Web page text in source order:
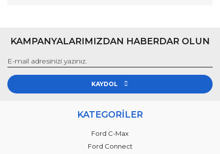
KAMPANYALARIMIZDAN HABERDAR OLUN
KAYDOL
KATEGORİLER
Ford C-Max
Ford Connect